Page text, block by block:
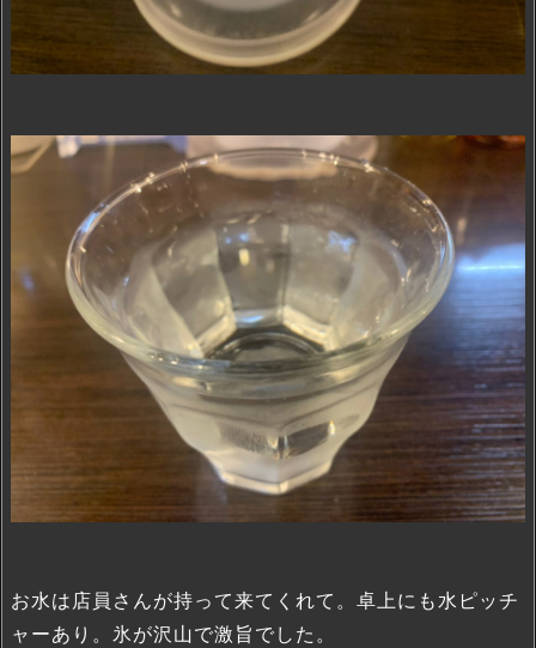
お水は店員さんが持って来てくれて。卓上にも水ピッチ
ャーあり。氷が沢山で激旨でした。